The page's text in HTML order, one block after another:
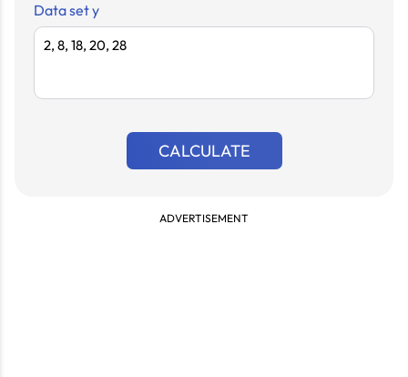
Data set y
CALCULATE
ADVERTISEMENT